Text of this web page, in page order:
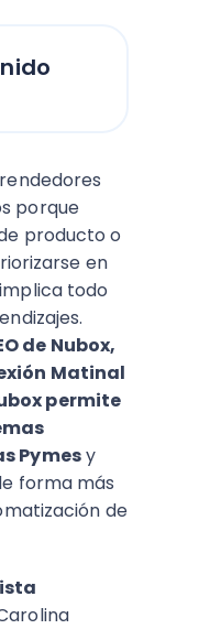
porque
producto o
en
todo
de Nubox,
Matinal
permite
Pymesy
forma más
de